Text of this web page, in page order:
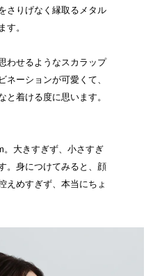
さりげなく縁取るメタル
す。
わせるようなスカラップ
ネーションが可愛くて、
と着ける度に思います。
。大きすぎず、小さすぎ
。身につけてみると、顔
えめすぎず、本当にちょ